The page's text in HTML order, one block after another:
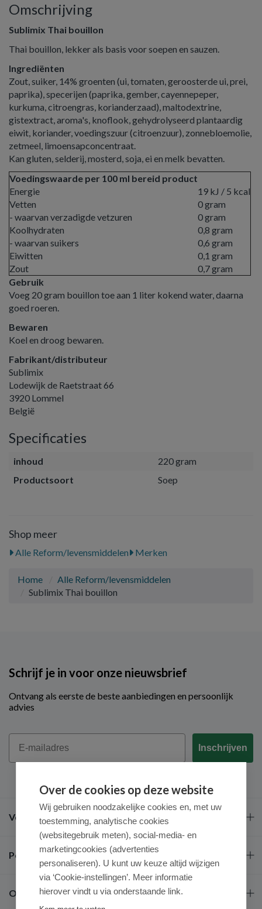
Omschrijving
Sublimix Thai bouillon
Thai bouillon, lekker als basis voor soepen en sauzen.
Ingrediënten
Zout, suiker, 14% groenten (ui, tomaten, geroosterde ui, prei,
paprika), specerijen (paprika, gember, cayennepeper,
kurkuma, citroengras, korianderzaad), maltodextrine,
gistextract, aroma's, knoflook, gehydrolyseerd plantaardig
eiwit, koriander, voedingszuur (citroenzuur), zonnebloemolie,
zetmeel, limoensapconcentraat.
Kan gluten, selderij, mosterd, soja, ei en melk bevatten.
Voedingswaarde per 100 ml bereid product
Energie
19 kJ / 5 kcal
Vetten
- waarvan verzadigde vetzuren
0 gram
0 gram
Koolhydraten
- waarvan suikers
0,8 gram
0,6 gram
Eiwitten
0,1 gram
Zout
0,7 gram
Gebruik
Voeg 20 gram bouillon toe aan 1 liter kokend water, daarna
goed roeren.
Bewaren
Koel en droog bewaren.
Fabrikant/distributeur
Sublimix
Lodewijk de Raetstraat 66
3920 Lommel
België
Specificaties
inhoud
220 gram
Productsoort
Soep
Shop meer
Alle Reform/levensmiddelen Merken
Home
Alle Reform/levensmiddelen
Sublimix Thai bouillon
Schrijf je in voor onze nieuwsbrief
Ontvang als eerste de beste aanbiedingen en persoonlijk
advies
Email
Inschrijven
Veel gestelde vragen
Populaire merken
Over ons
Over de cookies op deze website
Wij gebruiken noodzakelijke cookies en, met uw
toestemming, analytische cookies
(websitegebruik meten), social-media- en
marketingcookies (advertenties
personaliseren). U kunt uw keuze altijd wijzigen
via ‘Cookie-instellingen’. Meer informatie
hierover vindt u via onderstaande link.